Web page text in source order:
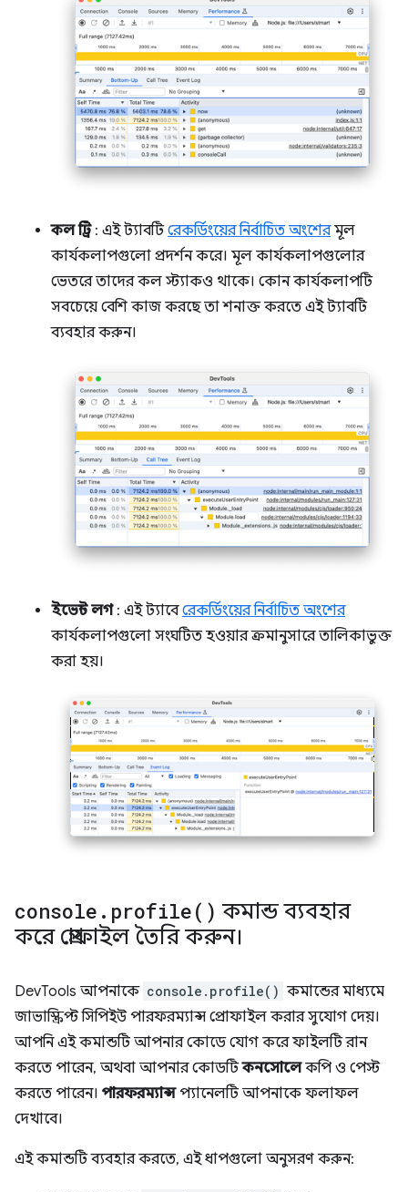
কল ট্রি: এই ট্যাবটিরেকর্ডিংয়ের নির্বাচিত অংশেরমূল
কার্যকলাপগুলো প্রদর্শন করে। মূল কার্যকলাপগুলোর
ভেতরে তাদের কল স্ট্যাকও থাকে। কোন কার্যকলাপটি
সবচেয়ে বেশি কাজ করছে তা শনাক্ত করতে এই ট্যাবটি
ব্যবহার করুন।
ইভেন্ট লগ: এই ট্যাবেরেকর্ডিংয়ের নির্বাচিত অংশের
কার্যকলাপগুলো সংঘটিত হওয়ার ক্রমানুসারে তালিকাভুক্ত
করা হয়।
console . profile( ) কমান্ড ব্যবহার
করে প্রোফাইল তৈরি করুন।
DevTools আপনাকে console.profile() কমান্ডের মাধ্যমে
জাভাস্ক্রিপ্ট সিপিইউ পারফরম্যান্স প্রোফাইল করার সুযোগ দেয়।
আপনি এই কমান্ডটি আপনার কোডে যোগ করে ফাইলটি রান
করতে পারেন, অথবা আপনার কোডটিকনসোলেকপি ও পেস্ট
করতে পারেন। পারফরম্যান্সপ্যানেলটি আপনাকে ফলাফল
দেখাবে।
এই কমান্ডটি ব্যবহার করতে, এই ধাপগুলো অনুসরণ করুন: